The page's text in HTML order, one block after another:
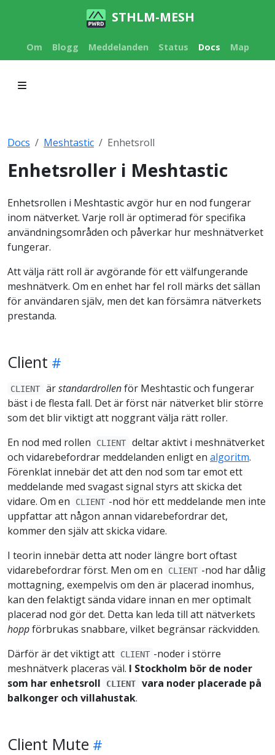
STHLM-MESH
Om Blogg Meddelanden Status Docs Map
Docs Meshtastic Enhetsroll
Enhetsroller i Meshtastic
Enhetsrollen i Meshtastic avgör hur en nod fungerar
inom nätverket. Varje roll är optimerad för specifika
användningsområden och påverkar hur meshnätverket
fungerar.
Att välja rätt roll är avgörande för ett välfungerande
meshnätverk. Om en enhet har fel roll märks det sällan
för användaren själv, men det kan försämra nätverkets
prestanda.
Client
CLIENT ärstandardrollenför Meshtastic och fungerar
bäst i de flesta fall. Det är först när nätverket blir större
som det blir viktigt att noggrant välja rätt roller.
En nod med rollen
CLIENT
deltar aktivt i meshnätverket
och vidarebefordrar meddelanden enligt en algoritm.
Förenklat innebär det att den nod som tar emot ett
meddelande med svagast signal styrs att skicka det
vidare. Om en
CLIENT -nod hör ett meddelande men inte
uppfattar att någon annan vidarebefordrar det,
kommer den själv att skicka vidare.
I teorin innebär detta att noder längre bort oftast
vidarebefordrar först. Men om en
CLIENT -nod har dålig
mottagning, exempelvis om den är placerad inomhus,
kan den felaktigt sända vidare innan en mer optimalt
placerad nod gör det. Detta kan leda till att nätverkets
hoppförbrukas snabbare, vilket begränsar räckvidden.
Därför är det viktigt att
CLIENT -noder i större
meshnätverk placeras väl. I Stockholm bör de noder
som har enhetsroll
CLIENT
vara noder placerade på
balkonger och villahustak.
Client Mute